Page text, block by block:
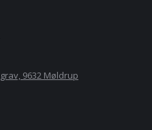
9632 Møldrup